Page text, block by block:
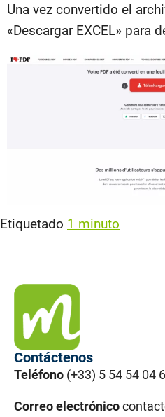
Una vez convertido el
«Descargar EXCEL» para
Etiquetado 1 minuto
Contáctenos
Teléfono (+33) 5 54 54 04
Correo electrónico